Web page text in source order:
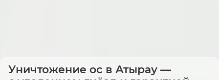
Уничтожение ос в Атырау —